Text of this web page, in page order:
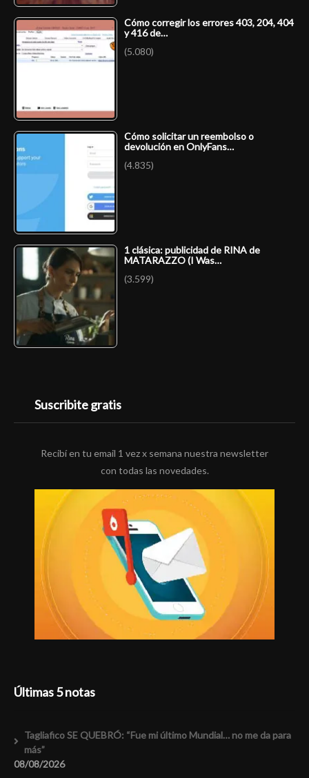
Cómo corregir los errores 403, 204, 404
y 416 de…
(5.080)
Cómo solicitar un reembolso o
devolución en OnlyFans…
(4.835)
1 clásica: publicidad de RINA de
MATARAZZO (I Was…
(3.599)
Suscribite gratis
Recibí en tu email 1 vez x semana nuestra newsletter
con todas las novedades.
Últimas 5 notas
Tagliafico SE QUEBRÓ: “Fue mi último Mundial… no me da para
más”
08/08/2026